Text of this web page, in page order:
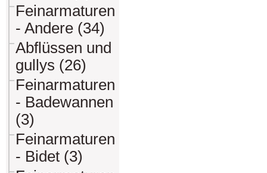
Feinarmaturen
- Andere (34)
Abflüssen und
gullys (26)
Feinarmaturen
- Badewannen
(3)
Feinarmaturen
- Bidet (3)